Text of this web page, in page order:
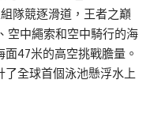
隊競逐滑道，王者之巔
空中繩索和空中騎行的海
面47米的高空挑戰膽量。
全球首個泳池懸浮水上